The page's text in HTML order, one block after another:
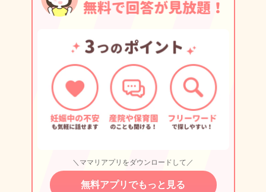
＼ママリアプリをダウンロードして／
無料アプリでもっと見る